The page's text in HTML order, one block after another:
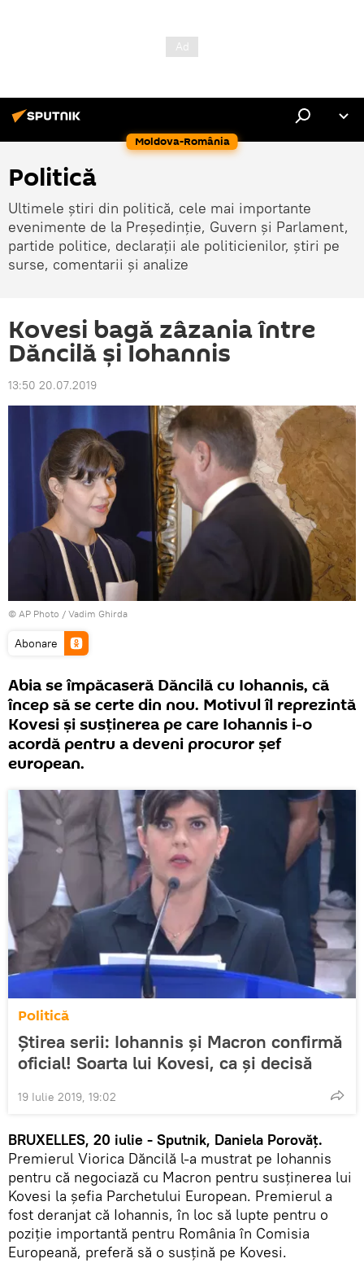
Moldova-România
Politică
Ultimele știri din politică, cele mai importante
evenimente de la Președinție, Guvern și Parlament,
partide politice, declarații ale politicienilor, știri pe
surse, comentarii și analize
Kovesi bagă zâzania între
Dăncilă și Iohannis
13:50 20.07.2019
© AP Photo / Vadim Ghirda
Abonare
Abia se împăcaseră Dăncilă cu Iohannis, că
încep să se certe din nou. Motivul îl reprezintă
Kovesi și susținerea pe care Iohannis i-o
acordă pentru a deveni procuror șef
european.
Politică
Știrea serii: Iohannis și Macron confirmă
oficial! Soarta lui Kovesi, ca și decisă
19 Iulie 2019, 19:02
BRUXELLES, 20 iulie - Sputnik, Daniela Porovăț.
Premierul Viorica Dăncilă l-a mustrat pe Iohannis
pentru că negociază cu Macron pentru susținerea lui
Kovesi la șefia Parchetului European. Premierul a
fost deranjat că Iohannis, în loc să lupte pentru o
poziție importantă pentru România în Comisia
Europeană, preferă să o susțină pe Kovesi.